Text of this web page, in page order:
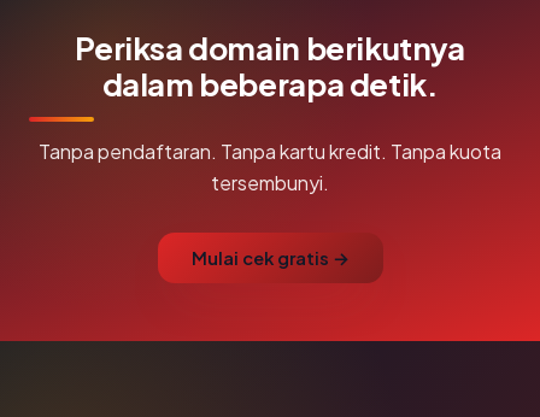
Periksa domain berikutnya
dalam beberapa detik.
Tanpa pendaftaran. Tanpa kartu kredit. Tanpa kuota
tersembunyi.
Mulai cek gratis →